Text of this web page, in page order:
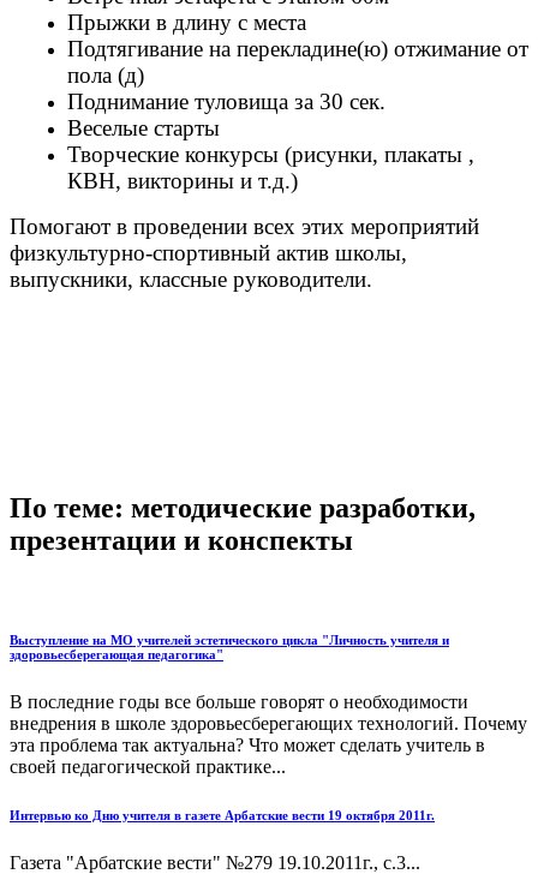
Прыжки в длину с места
Подтягивание на перекладине(ю) отжимание от
пола (д)
Поднимание туловища за 30 сек.
Веселые старты
Творческие конкурсы (рисунки, плакаты ,
КВН, викторины и т.д.)
Помогают в проведении всех этих мероприятий
физкультурно-спортивный актив школы,
выпускники, классные руководители.
По теме: методические разработки,
презентации и конспекты
Выступление на МО учителей эстетического цикла "Личность учителя и
здоровьесберегающая педагогика"
В последние годы все больше говорят о необходимости
внедрения в школе здоровьесберегающих технологий. Почему
эта проблема так актуальна? Что может сделать учитель в
своей педагогической практике...
Интервью ко Дню учителя в газете Арбатские вести 19 октября 2011г.
Газета "Арбатские вести" №279 19.10.2011г., с.3...